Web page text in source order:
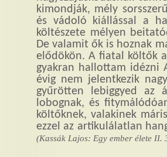
kimondják, mély
és vádoló kiállással a
költészete mélyen
De valamit ők is hoznak
elődökön. A fiatal költők
gyakran hallottam idézni
évig nem jelentkezik
gyűrötten lebiggyed az
lobognak, és
költőknek, valakinek
ezzel az artikulálatlan
(Kassák Lajos: Egy ember élete II.